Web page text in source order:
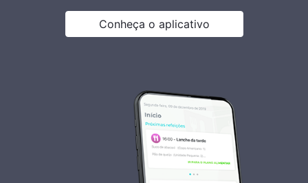
Conheça o aplicativo